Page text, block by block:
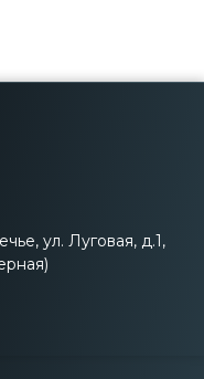
ул. Луговая, д.1,